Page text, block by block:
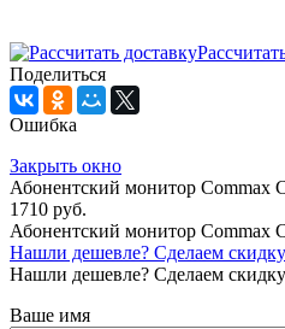
Поделиться
Ошибка
Закрыть окно
Абонентский монитор Commax
1710 руб.
Абонентский монитор Commax
Нашли дешевле? Сделаем
Нашли дешевле? Сделаем
Ваше имя